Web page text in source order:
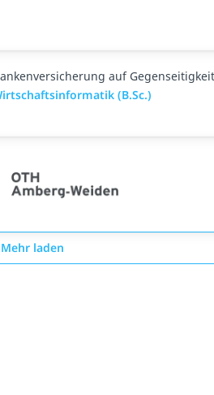
auf Gegenseitigkeit
(B.Sc.)
Mehr laden